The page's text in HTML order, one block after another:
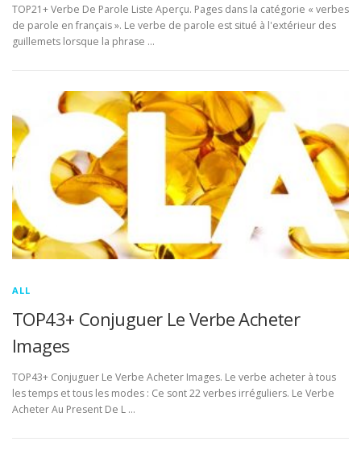
TOP21+ Verbe De Parole Liste Aperçu. Pages dans la catégorie « verbes
de parole en français ». Le verbe de parole est situé à l'extérieur des
guillemets lorsque la phrase …
ALL
TOP43+ Conjuguer Le Verbe Acheter
Images
TOP43+ Conjuguer Le Verbe Acheter Images. Le verbe acheter à tous
les temps et tous les modes : Ce sont 22 verbes irréguliers. Le Verbe
Acheter Au Present De L …